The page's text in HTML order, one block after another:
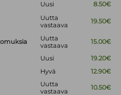
Uusi
8.50€
Uutta
vastaava
19.50€
Uutta
vastaava
15.00€
Uusi
19.20€
Hyvä 12.90€
Uutta
vastaava
10.50€